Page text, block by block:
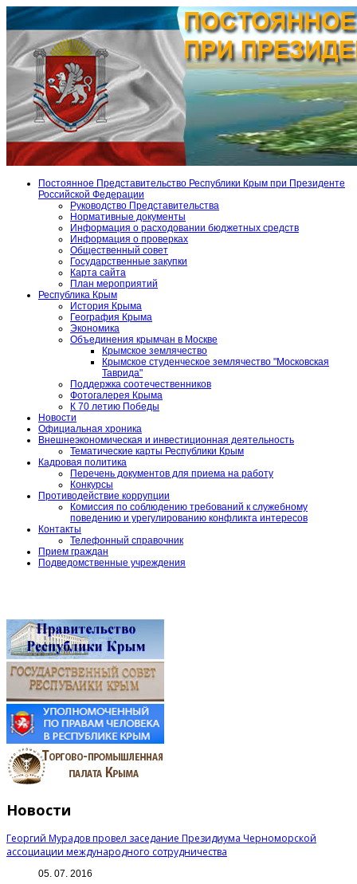
Постоянное Представительство Республики Крым при Президенте
Российской Федерации
Руководство Представительства
Нормативные документы
Информация о расходовании бюджетных средств
Информация о проверках
Общественный совет
Государственные закупки
Карта сайта
План мероприятий
Республика Крым
История Крыма
География Крыма
Экономика
Объединения крымчан в Москве
Крымское землячество
Крымское студенческое землячество "Московская
Таврида"
Поддержка соотечественников
Фотогалерея Крыма
К 70 летию Победы
Новости
Официальная хроника
Внешнеэкономическая и инвестиционная деятельность
Тематические карты Республики Крым
Кадровая политика
Перечень документов для приема на работу
Конкурсы
Противодействие коррупции
Комиссия по соблюдению требований к служебному
поведению и урегулированию конфликта интересов
Контакты
Телефонный справочник
Прием граждан
Подведомственные учреждения
Новости
Георгий Мурадов провел заседание Президиума Черноморской
ассоциации международного сотрудничества
05. 07. 2016